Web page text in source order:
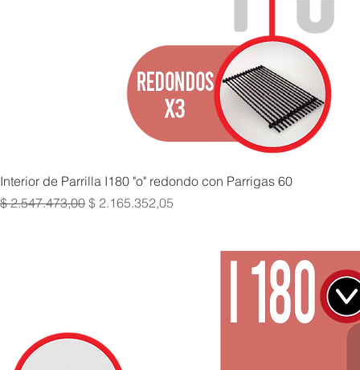
Interior de Parrilla I180 "o" redondo con Parrigas 60
Precio
$ 2.547.473,00 Precio de oferta
$ 2.165.352,05